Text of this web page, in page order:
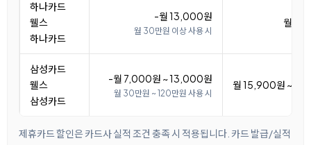
하나카드
웰스
하나카드
-월 13,000원
월 30만원 이상 사용 시
월
삼성카드
웰스
삼성카드
-월 7,000원 ~ 13,000원
월 30만원 ~ 120만원 사용 시
월 15,900원 ~
제휴카드 할인은 카드사 실적 조건 충족 시 적용됩니다. 카드 발급/실적